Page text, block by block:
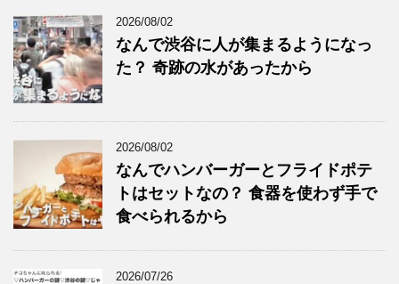
2026/08/02
なんで渋谷に人が集まるようになっ
た？ 奇跡の水があったから
2026/08/02
なんでハンバーガーとフライドポテ
トはセットなの？ 食器を使わず手で
食べられるから
2026/07/26